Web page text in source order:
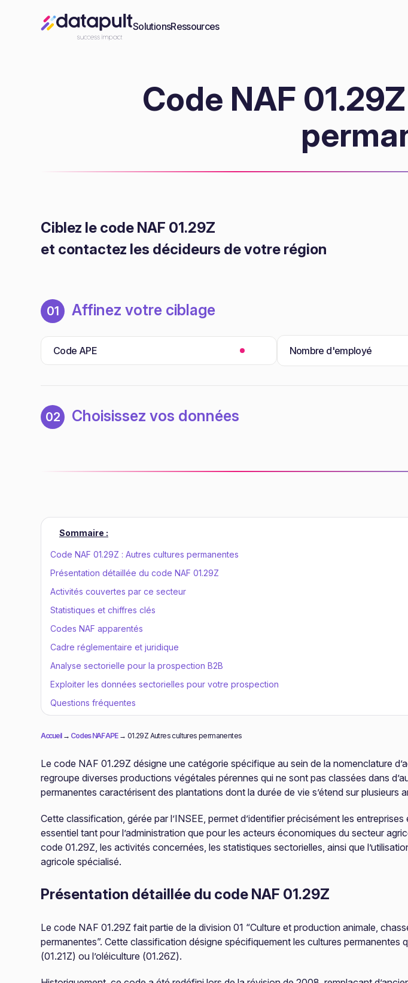
SolutionsRessources
Code NAF
Ciblez le code NAF 01.29Z
et contactez les décideurs de votre région
01 Affinez votre ciblage
Code APE Nombre d'employé
02 Choisissez vos données
Sommaire :
Code NAF 01.29Z : Autres cultures permanentes
Présentation détaillée du code NAF 01.29Z
Activités couvertes par ce secteur
Statistiques et chiffres clés
Codes NAF apparentés
Cadre réglementaire et juridique
Analyse sectorielle pour la prospection B2B
Exploiter les données sectorielles pour votre prospection
Questions fréquentes
Accueil→ Codes NAF APE→ 01.29Z Autres cultures permanentes
Le code NAF 01.29Z désigne une catégorie spécifique au sein de la nomenclature
regroupe diverses productions végétales pérennes qui ne sont pas classées dans
permanentes caractérisent des plantations dont la durée de vie s’étend sur plusieurs
Cette classification, gérée par l’INSEE, permet d’identifier précisément les
essentiel tant pour l’administration que pour les acteurs économiques du secteur
code 01.29Z, les activités concernées, les statistiques sectorielles, ainsi que
agricole spécialisé.
Présentation détaillée du code NAF 01.29Z
Le code NAF 01.29Z fait partie de la division 01 “Culture et production animale,
permanentes”. Cette classification désigne spécifiquement les cultures
(01.21Z) ou l’oléiculture (01.26Z).